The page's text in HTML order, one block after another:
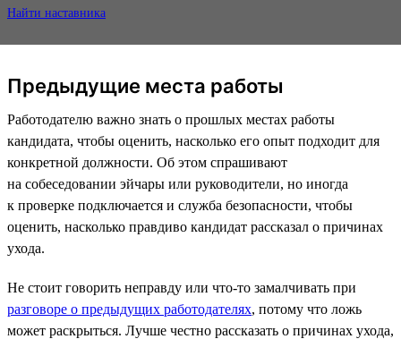
Найти наставника
Предыдущие места работы
Работодателю важно знать о прошлых местах работы
кандидата, чтобы оценить, насколько его опыт подходит для
конкретной должности. Об этом спрашивают
на собеседовании эйчары или руководители, но иногда
к проверке подключается и служба безопасности, чтобы
оценить, насколько правдиво кандидат рассказал о причинах
ухода.
Не стоит говорить неправду или что-то замалчивать при
разговоре о предыдущих работодателях, потому что ложь
может раскрыться. Лучше честно рассказать о причинах ухода,